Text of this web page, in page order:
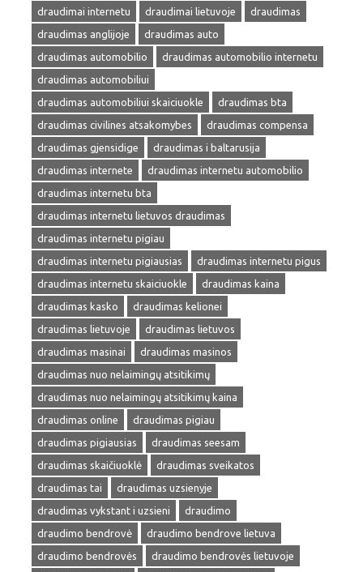
draudimai internetu
draudimai lietuvoje
draudimas
draudimas anglijoje
draudimas auto
draudimas automobilio
draudimas automobilio internetu
draudimas automobiliui
draudimas automobiliui skaiciuokle
draudimas bta
draudimas civilines atsakomybes
draudimas compensa
draudimas gjensidige
draudimas i baltarusija
draudimas internete
draudimas internetu automobilio
draudimas internetu bta
draudimas internetu lietuvos draudimas
draudimas internetu pigiau
draudimas internetu pigiausias
draudimas internetu pigus
draudimas internetu skaiciuokle
draudimas kaina
draudimas kasko
draudimas kelionei
draudimas lietuvoje
draudimas lietuvos
draudimas masinai
draudimas masinos
draudimas nuo nelaimingų atsitikimų
draudimas nuo nelaimingų atsitikimų kaina
draudimas online
draudimas pigiau
draudimas pigiausias
draudimas seesam
draudimas skaičiuoklė
draudimas sveikatos
draudimas tai
draudimas uzsienyje
draudimas vykstant i uzsieni
draudimo
draudimo bendrovė
draudimo bendrove lietuva
draudimo bendrovės
draudimo bendrovės lietuvoje